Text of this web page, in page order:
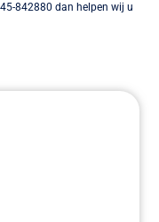
842880 dan helpen wij u